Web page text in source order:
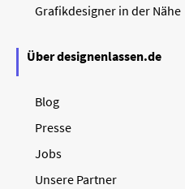
Grafikdesigner in der Nähe
Über designenlassen.de
Blog
Presse
Jobs
Unsere Partner